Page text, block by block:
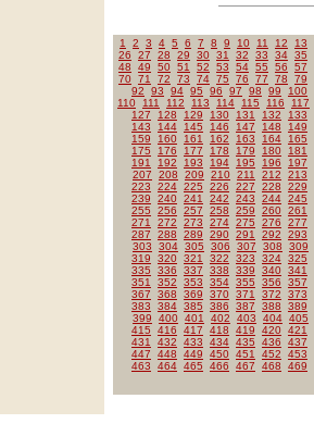
1 2 3 4 5 6 7 8 9 10 11 12
13
26
27 28 29 30 31 32 33 34 35
48
49 50 51 52 53 54 55 56
57
70 71 72 73 74 75 76 77 78
79
92
93 94 95 96 97 98 99
100
110
111 112 113 114 115 116
117
127
128 129 130 131 132
133
143
144 145 146 147 148
149
159
160 161 162 163 164
165
175
176 177 178 179 180
181
191
192 193 194 195 196
197
207
208 209 210 211 212
213
223
224 225 226 227 228
229
239
240 241 242 243 244 245
255
256 257 258 259 260 261
271
272 273 274 275 276
277
287
288 289 290 291 292
293
303
304 305 306 307 308
309
319
320 321 322 323 324 325
335
336 337 338 339 340 341
351
352 353 354 355 356
357
367
368 369 370 371 372
373
383
384 385 386 387 388
389
399
400 401 402 403 404 405
415
416 417 418 419 420 421
431
432 433 434 435 436
437
447
448 449 450 451 452
453
463
464 465 466 467 468 469